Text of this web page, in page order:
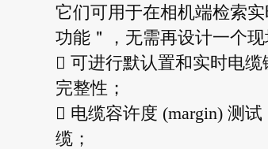
它们可用于在相机端检索
功能＂，无需再设计一个
 可进行默认置和实时电
完整性；
 电缆容许度 (margin) 测
缆；